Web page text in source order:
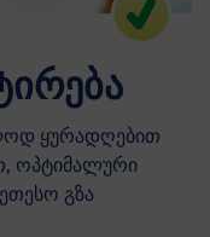
ყურადღებით
ოპტიმალური
გზა